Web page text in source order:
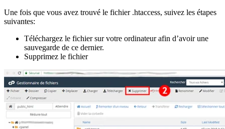
Une fois que vous avez trouvé le fichier .htaccess, suivez les étapes
suivantes:
Téléchargez le fichier sur votre ordinateur afin d’avoir une
sauvegarde de ce dernier.
Supprimez le fichier